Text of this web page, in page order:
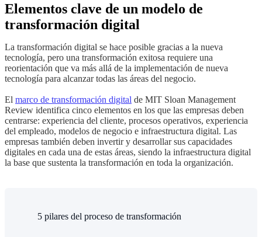
Elementos clave de un modelo de
transformación digital
La transformación digital se hace posible gracias a la nueva
tecnología, pero una transformación exitosa requiere una
reorientación que va más allá de la implementación de nueva
tecnología para alcanzar todas las áreas del negocio.
El marco de transformación digital de MIT Sloan Management
Review identifica cinco elementos en los que las empresas deben
centrarse: experiencia del cliente, procesos operativos, experiencia
del empleado, modelos de negocio e infraestructura digital. Las
empresas también deben invertir y desarrollar sus capacidades
digitales en cada una de estas áreas, siendo la infraestructura digital
la base que sustenta la transformación en toda la organización.
5 pilares del proceso de transformación